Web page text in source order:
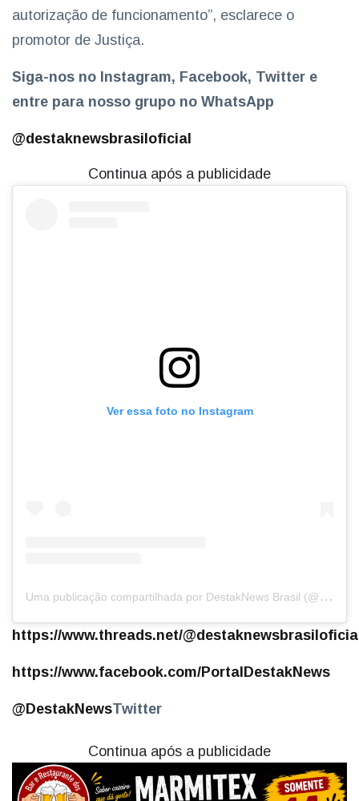
autorização de funcionamento”, esclarece o
promotor de Justiça.
Siga-nos no Instagram, Facebook, Twitter e
entre para nosso grupo no WhatsApp
@destaknewsbrasiloficial
Continua após a publicidade
Ver essa foto no Instagram
U
ma publicação compartilhada por DestakNews Brasil (@destaknewsbrasiloficial)
https://www.threads.net/
https://www.facebook.com/PortalDestakNews
@DestakNewsTwitter
Continua após a publicidade